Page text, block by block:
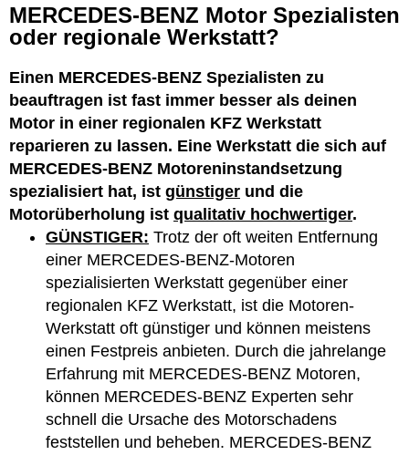
MERCEDES-BENZ Motor Spezialisten
oder regionale Werkstatt?
Einen MERCEDES-BENZ Spezialisten zu
beauftragen ist fast immer besser als deinen
Motor in einer regionalen KFZ Werkstatt
reparieren zu lassen. Eine Werkstatt die sich auf
MERCEDES-BENZ Motoreninstandsetzung
spezialisiert hat, ist günstiger und die
Motorüberholung ist qualitativ hochwertiger.
GÜNSTIGER: Trotz der oft weiten Entfernung
einer MERCEDES-BENZ-Motoren
spezialisierten Werkstatt gegenüber einer
regionalen KFZ Werkstatt, ist die Motoren-
Werkstatt oft günstiger und können meistens
einen Festpreis anbieten. Durch die jahrelange
Erfahrung mit MERCEDES-BENZ Motoren,
können MERCEDES-BENZ Experten sehr
schnell die Ursache des Motorschadens
feststellen und beheben. MERCEDES-BENZ